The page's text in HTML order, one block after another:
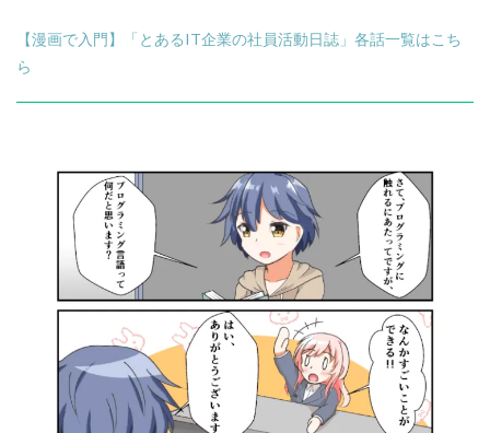
【漫画で入門】「とあるIT企業の社員活動日誌」各話一覧はこち
ら